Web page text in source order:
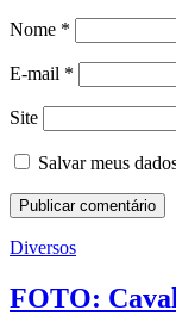
Nome *
E-mail *
Site
Salvar meus
Diversos
FOTO: